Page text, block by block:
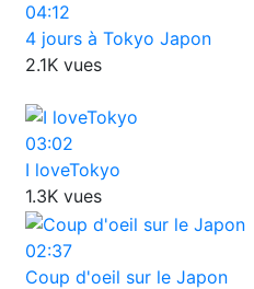
04:12
4 jours à Tokyo Japon
2.1K vues
03:02
I loveTokyo
1.3K vues
02:37
Coup d'oeil sur le Japon